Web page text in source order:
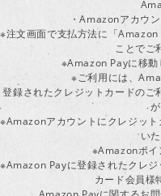
・Amazonアカウ
※注文画面で支払方法に「
ことでご
※Amazon Payに移動
※ご利用には、
登録されたクレジットカードのご
※Amazonアカウントにクレジッ
い
※Amazonポイ
※Amazon Payに登録されたクレ
カード会員様